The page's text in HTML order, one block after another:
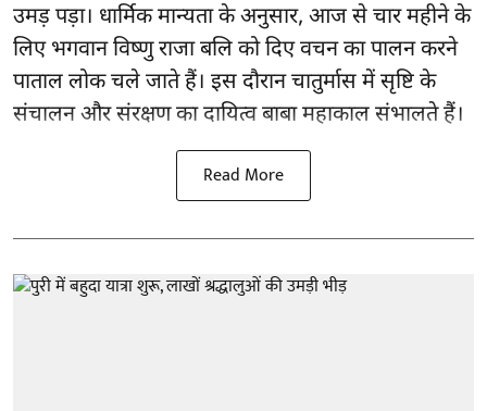
उमड़ पड़ा। धार्मिक मान्यता के अनुसार, आज से चार महीने के
लिए भगवान विष्णु राजा बलि को दिए वचन का पालन करने
पाताल लोक चले जाते हैं। इस दौरान चातुर्मास में सृष्टि के
संचालन और संरक्षण का दायित्व बाबा महाकाल संभालते हैं।
Read More